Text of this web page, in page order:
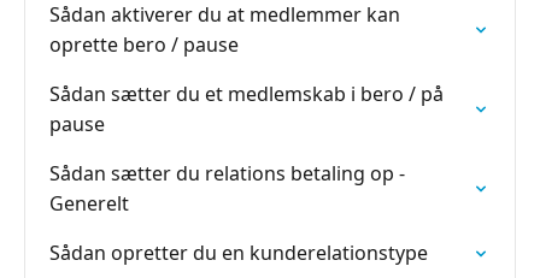
Sådan aktiverer du at medlemmer kan
oprette bero / pause
Sådan sætter du et medlemskab i bero / på
pause
Sådan sætter du relations betaling op -
Generelt
Sådan opretter du en kunderelationstype